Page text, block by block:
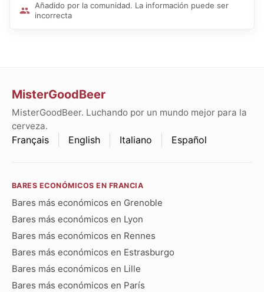
Añadido por la comunidad. La información puede ser
incorrecta
MisterGoodBeer
MisterGoodBeer. Luchando por un mundo mejor para la
cerveza.
Français English Italiano Español
BARES ECONÓMICOS EN FRANCIA
Bares más económicos en Grenoble
Bares más económicos en Lyon
Bares más económicos en Rennes
Bares más económicos en Estrasburgo
Bares más económicos en Lille
Bares más económicos en París